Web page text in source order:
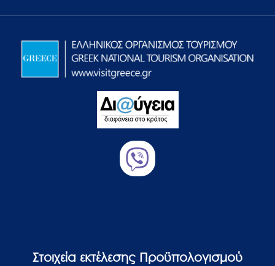
Στοιχεία εκτέλεσης Προϋπολογισμού